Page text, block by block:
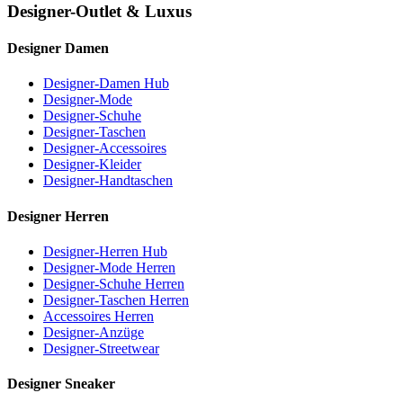
Designer-Outlet & Luxus
Designer Damen
Designer-Damen Hub
Designer-Mode
Designer-Schuhe
Designer-Taschen
Designer-Accessoires
Designer-Kleider
Designer-Handtaschen
Designer Herren
Designer-Herren Hub
Designer-Mode Herren
Designer-Schuhe Herren
Designer-Taschen Herren
Accessoires Herren
Designer-Anzüge
Designer-Streetwear
Designer Sneaker